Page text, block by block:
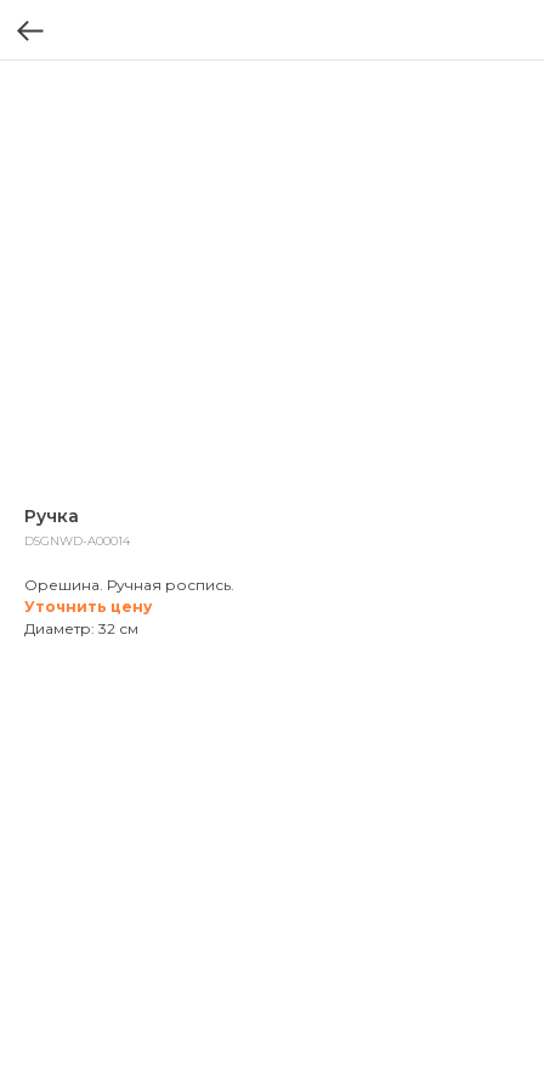
Ручка
DSGNWD-A00014
Орешина. Ручная роспись.
Уточнить цену
Диаметр: 32 см